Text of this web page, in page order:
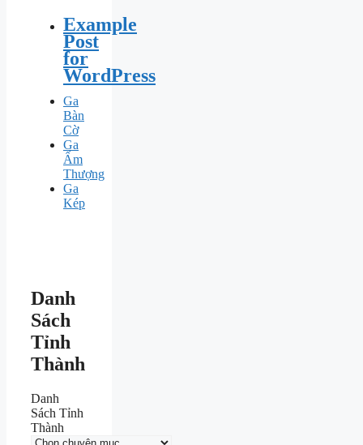
Example
Post
for
WordPress
Ga
Bàn
Cờ
Ga
Ấm
Thượng
Ga
Kép
Danh
Sách
Tỉnh
Thành
Danh
Sách Tỉnh
Thành